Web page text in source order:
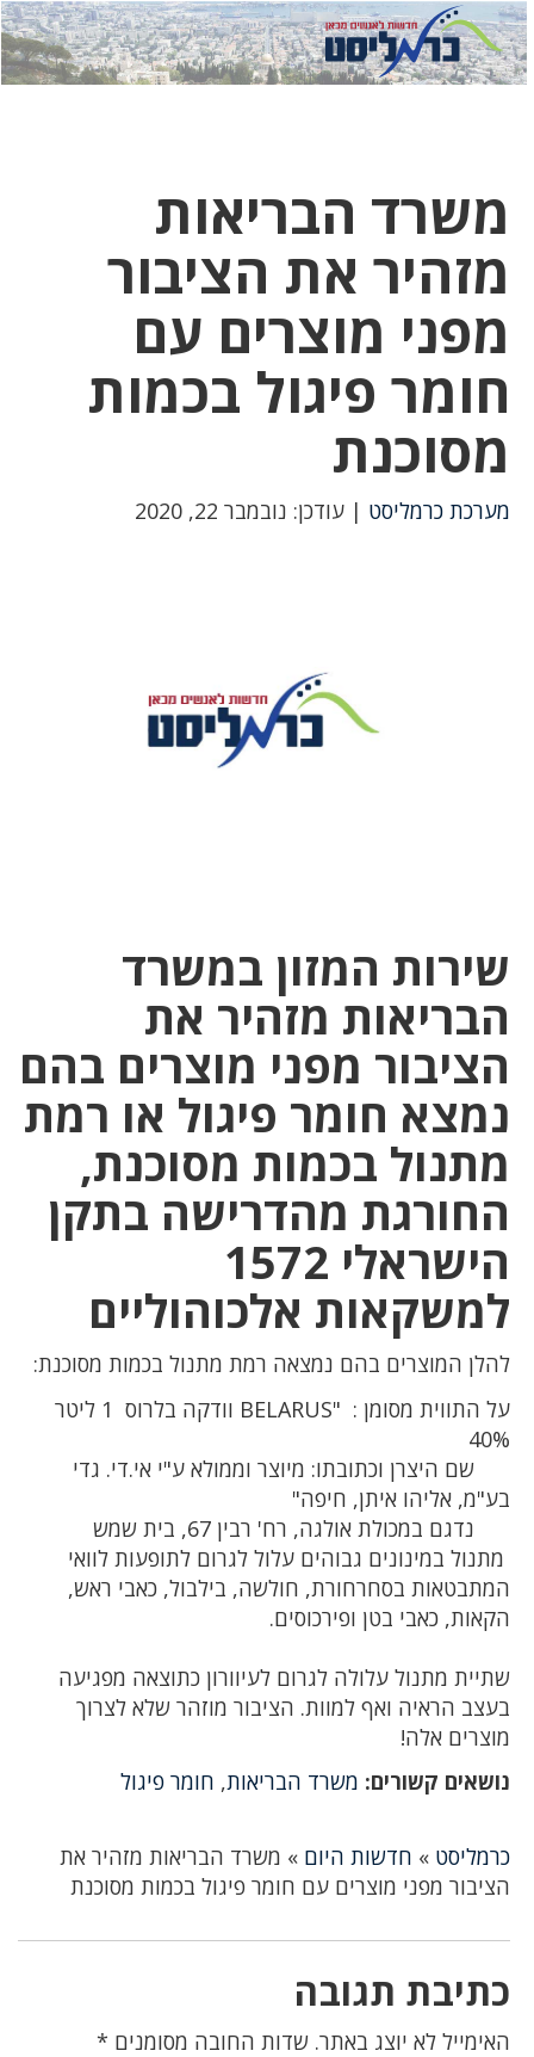
לחץ
כאן
לחץ
כדי
משרד הבריאות
מזהיר את הציבור
מפני מוצרים עם
חומר פיגול בכמות
מסוכנת
מערכת כרמליסט | עודכן: נובמבר 22, 2020
שירות המזון במשרד
הבריאות מזהיר את
הציבור מפני מוצרים בהם
נמצא חומר פיגול או רמת
מתנול בכמות מסוכנת,
החורגת מהדרישה בתקן
הישראלי 1572
למשקאות אלכוהוליים
להלן המוצרים בהם נמצאה רמת מתנול בכמות מסוכנת:
על התווית מסומן : "BELARUS וודקה בלרוס 1 ליטר
40%
שם היצרן וכתובתו: מיוצר וממולא ע"י אי.די. גדי
בע"מ, אליהו איתן, חיפה"
נדגם במכולת אולגה, רח' רבין 67, בית שמש
מתנול במינונים גבוהים עלול לגרום לתופעות לוואי
המתבטאות בסחרחורת, חולשה, בילבול, כאבי ראש,
הקאות, כאבי בטן ופירכוסים.
שתיית מתנול עלולה לגרום לעיוורון כתוצאה מפגיעה
בעצב הראיה ואף למוות. הציבור מוזהר שלא לצרוך
מוצרים אלה!
נושאים קשורים: משרד הבריאות, חומר פיגול
כרמליסט » חדשות היום » משרד הבריאות מזהיר את
הציבור מפני מוצרים עם חומר פיגול בכמות מסוכנת
כתיבת תגובה
האימייל לא יוצג באתר. שדות החובה מסומנים *